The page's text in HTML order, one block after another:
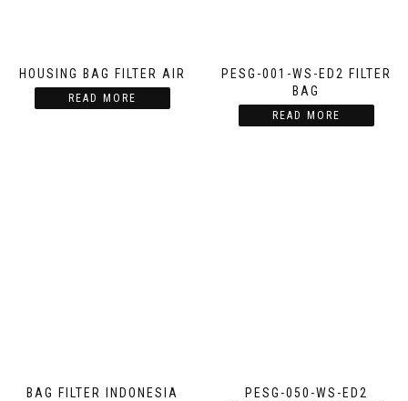
HOUSING BAG FILTER AIR
READ MORE
PESG-001-WS-ED2 FILTER
BAG
READ MORE
BAG FILTER INDONESIA
PESG-050-WS-ED2